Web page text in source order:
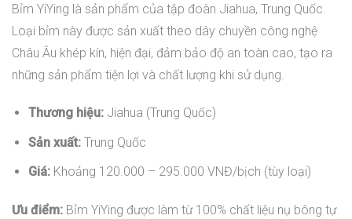
Bỉm YiYing là sản phẩm của tập đoàn Jiahua, Trung Quốc.
Loại bỉm này được sản xuất theo dây chuyền công nghệ
Châu Âu khép kín, hiện đại, đảm bảo độ an toàn cao, tạo ra
những sản phẩm tiện lợi và chất lượng khi sử dụng.
Thương hiệu:Jiahua (Trung Quốc)
Sản xuất:Trung Quốc
Giá:Khoảng 120.000 – 295.000 VNĐ/bịch (tùy loại)
Ưu điểm: Bỉm YiYing được làm từ 100% chất liệu nụ bông tự